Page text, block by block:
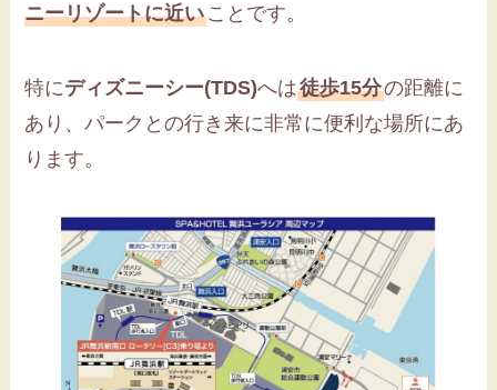
ニーリゾートに近いことです。
特にディズニーシー(TDS)へは徒歩15分の距離に
あり、パークとの行き来に非常に便利な場所にあ
ります。